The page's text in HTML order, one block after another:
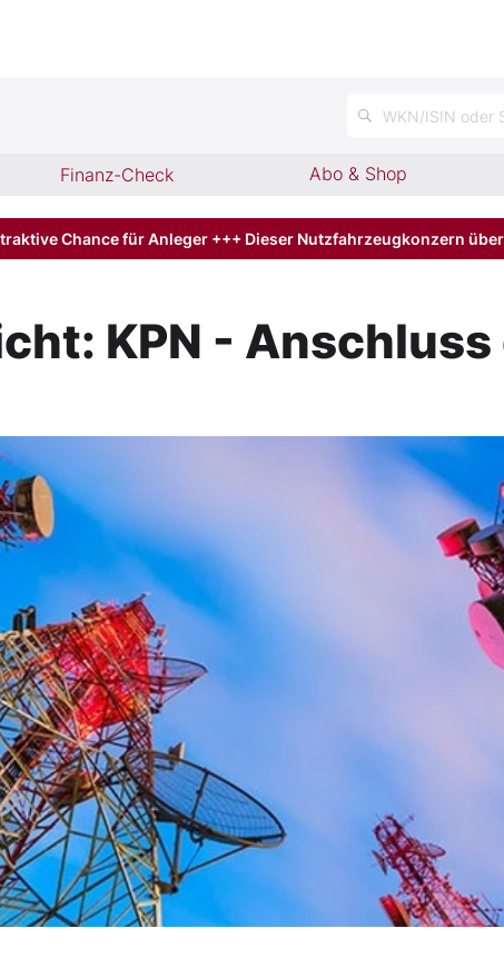
WKN/ISIN oder
Finanz-Check Abo & Shop
Chance für Anleger +++ Dieser Nutzfahrzeugkonzern
KPN -